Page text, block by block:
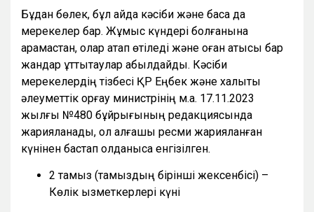
Бұдан бөлек, бұл айда кәсіби және басқа да
мерекелер бар. Жұмыс күндері болғанына
қарамастан, олар атап өтіледі және оған қатысы бар
жандар құттықтаулар қабылдайды. Кәсіби
мерекелердің тізбесі ҚР Еңбек және халықты
әлеуметтік қорғау министрінің м.а. 17.11.2023
жылғы №480 бұйрығының редакциясында
жарияланады, ол алғашқы ресми жарияланған
күнінен бастап қолданысқа енгізілген.
2 тамыз (тамыздың бірінші жексенбісі) –
Көлік қызметкерлері күні